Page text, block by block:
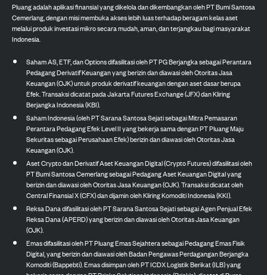
Pluang adalah aplikasi finansial yang dikelola dan dikembangkan oleh PT Bumi Santosa
Cemerlang, dengan misi membuka akses lebih luas terhadap beragam kelas aset
melalui produk investasi mikro secara mudah, aman, dan terjangkau bagi masyarakat
Indonesia.
Saham AS, ETF, dan Options difasilitasi oleh PT PG Berjangka sebagai Perantara
Pedagang Derivatif Keuangan yang berizin dan diawasi oleh Otoritas Jasa
Keuangan (OJK) untuk produk derivatif keuangan dengan aset dasar berupa
Efek. Transaksi dicatat pada Jakarta Futures Exchange (JFX) dan Kliring
Berjangka Indonesia (KBI).
Saham Indonesia (oleh PT Sarana Santosa Sejati sebagai Mitra Pemasaran
Perantara Pedagang Efek Level II yang bekerja sama dengan PT Pluang Maju
Sekuritas sebagai Perusahaan Efek) berizin dan diawasi oleh Otoritas Jasa
Keuangan (OJK).
Aset Crypto dan Derivatif Aset Keuangan Digital (Crypto Futures) difasilitasi oleh
PT Bumi Santosa Cemerlang sebagai Pedagang Aset Keuangan Digital yang
berizin dan diawasi oleh Otoritas Jasa Keuangan (OJK). Transaksi dicatat oleh
Central Finansial X (CFX) dan dijamin oleh Kliring Komoditi Indonesia (KKI).
Reksa Dana difasilitasi oleh PT Sarana Santosa Sejati sebagai Agen Penjual Efek
Reksa Dana (APERD) yang berizin dan diawasi oleh Otoritas Jasa Keuangan
(OJK).
Emas difasilitasi oleh PT Pluang Emas Sejahtera sebagai Pedagang Emas Fisik
Digital, yang berizin dan diawasi oleh Badan Pengawas Perdagangan Berjangka
Komoditi (Bappebti). Emas disimpan oleh PT ICDX Logistik Berikat (ILB) yang